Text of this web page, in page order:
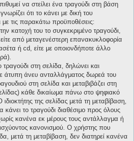
να στείλει ένα τραγούδι στη βάση
ότι το κάνει με δική του
τις παρακάτω προϋποθέσεις:
κατοχή του το συγκεκριμένο τραγούδι,
από μεταγενέστερη επανακυκλοφορία
ή cd, είτε με οποιονδήποτε άλλο
στη σελίδα, δηλώνει και
άτυπη άνευ ανταλλάγματος δωρεά του
στη σελίδα και μεταβιβάζει στη
κάθε δικαίωμα πάνω στο ψηφιακό
της σελίδας μετά τη μεταβίβαση,
κάνει το τραγούδι διαθέσιμο προς όλους
κανένα εκ μέρους τους αντάλλαγμα ή
κανονισμού. Ο χρήστης που
μετά τη μεταβίβαση, δεν διατηρεί κανένα